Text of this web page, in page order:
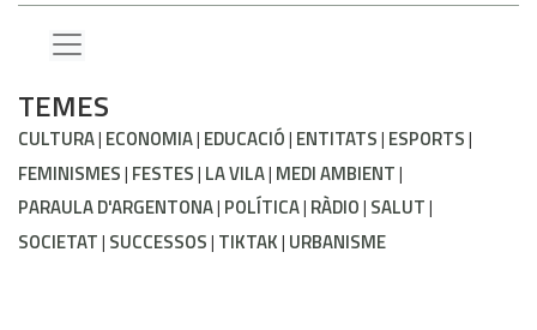
TEMES
CULTURA ECONOMIA EDUCACIÓ ENTITATS ESPORTS
FEMINISMES FESTES LA VILA MEDI AMBIENT
PARAULA D'ARGENTONA POLÍTICA RÀDIO SALUT
SOCIETAT SUCCESSOS TIKTAK URBANISME